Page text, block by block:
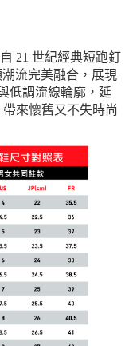
21 世紀經典短跑釘
潮流完美融合，展現
低調流線輪廓，延
來懷舊又不失時尚